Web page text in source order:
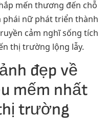
mến thương đến chỗ
phái nữ phát triển thành
cảm nghĩ sống tích
thị trường lộng lẫy.
đẹp về
mếm nhất
trường